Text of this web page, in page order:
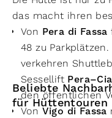
das macht ihren
Von Pera di Fassa
48 zu
verkehren
Sessellift
den öffentlichen
Von Vigo di Fassa
Beliebte
für Hüttentouren